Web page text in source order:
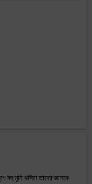
বহু মুনি ঋষিরা তাদের জ্ঞানকে